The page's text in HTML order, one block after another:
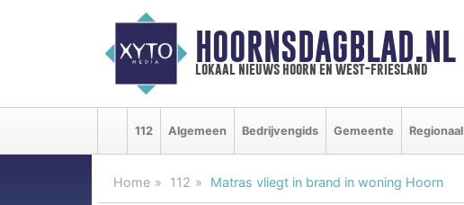
HOORNSDAGBLAD.NL
lokaal nieuws hoorn en west-friesland
112 Algemeen Bedrijvengids Gemeente Regionaal
Home 112 Matras vliegt in brand in woning Hoorn